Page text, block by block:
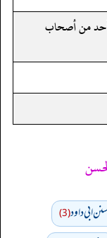
من أصحاب
سنن ابي داود(3)